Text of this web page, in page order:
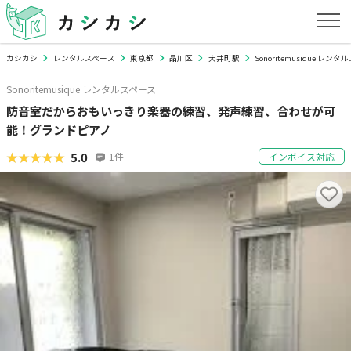
カシカシ レンタルスペース 東京都 品川区 大井町駅 Sonoritemusique レンタル
Sonoritemusique レンタルスペース
防音室だからおもいっきり楽器の練習、発声練習、合わせが可
能！グランドピアノ
★★★★★
★★★★★ 5.0 1件 インボイス対応